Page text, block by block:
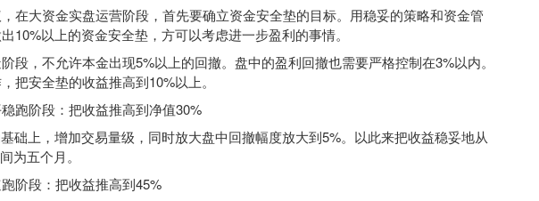
大资金实盘运营阶段，首先要确立资金安全垫的目标。用稳妥的策略和资金管
10%以上的资金安全垫，方可以考虑进一步盈利的事情。
，不允许本金出现5%以上的回撤。盘中的盈利回撤也需要严格控制在3%以内。
把安全垫的收益推高到10%以上。
阶段：把收益推高到净值30%
上，增加交易量级，同时放大盘中回撤幅度放大到5%。以此来把收益稳妥地从
为五个月。
段：把收益推高到45%